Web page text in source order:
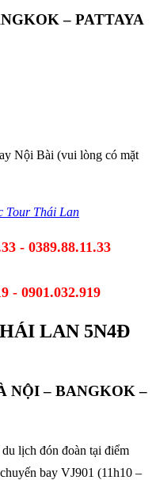
– PATTAYA
Nội Bài (vui lòng có mặt
Tour Thái Lan
- 0389.88.11.33
- 0901.032.919
LAN 5N4Đ
NỘI – BANGKOK –
lịch đón đoàn tại điểm
bay VJ901 (11h10 –